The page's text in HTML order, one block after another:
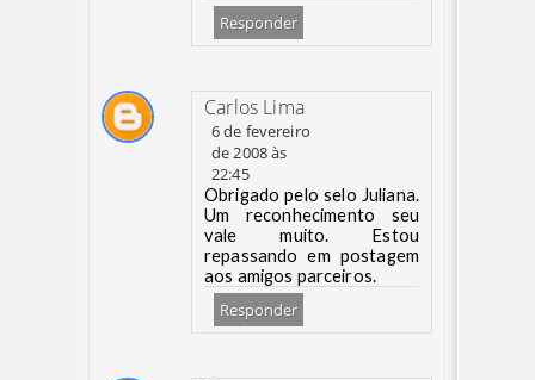
Responder
Carlos Lima
6 de fevereiro
de 2008 às
22:45
Obrigado pelo selo Juliana.
Um reconhecimento seu
vale muito. Estou
repassando em postagem
aos amigos parceiros.
Responder